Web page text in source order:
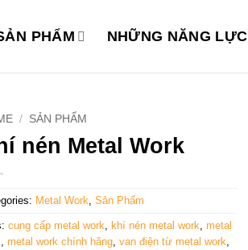
PHẨM NHỮNG NĂNG LỰC
/ SẢN PHẨM
nén Metal Work
Metal Work Sản Phẩm
cung cấp metal work khí nén metal work metal
metal work chính hãng van điện từ metal work